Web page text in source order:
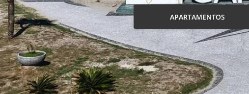
APARTAMENTOS